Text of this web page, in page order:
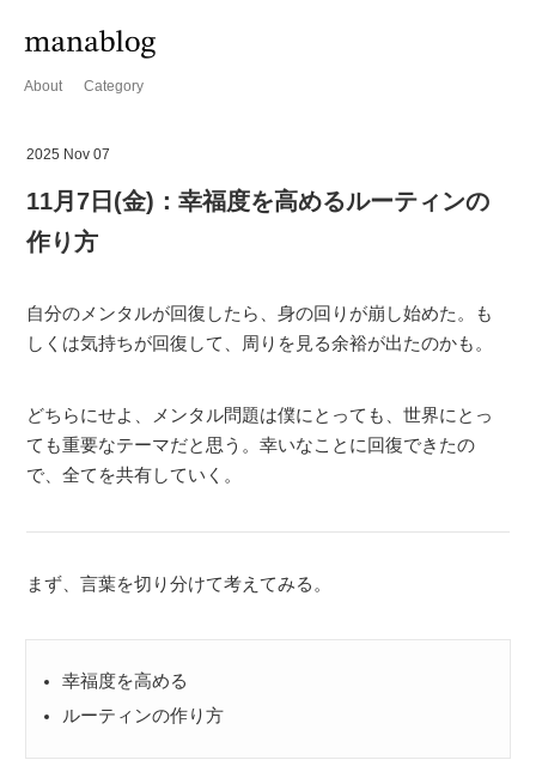
About Category
2025 Nov 07
11月7日(金)：幸福度を高めるルーティンの
作り方
自分のメンタルが回復したら、身の回りが崩し始めた。も
しくは気持ちが回復して、周りを見る余裕が出たのかも。
どちらにせよ、メンタル問題は僕にとっても、世界にとっ
ても重要なテーマだと思う。幸いなことに回復できたの
で、全てを共有していく。
まず、言葉を切り分けて考えてみる。
幸福度を高める
ルーティンの作り方